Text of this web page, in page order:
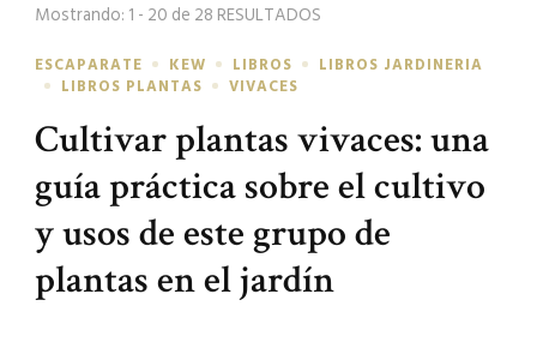
Mostrando: 1 - 20 de 28 RESULTADOS
ESCAPARATE KEW LIBROS
LIBROS JARDINERIA
LIBROS PLANTAS
VIVACES
Cultivar plantas vivaces: una
guía práctica sobre el cultivo
y usos de este grupo de
plantas en el jardín